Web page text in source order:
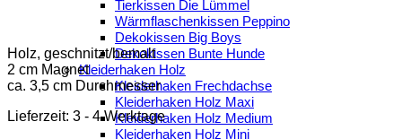
Tierkissen Die Lümmel
Wärmflaschenkissen Peppino
Dekokissen Big Boys
Dekokissen Bunte Hunde
Kleiderhaken Holz
Kleiderhaken Frechdachse
Kleiderhaken Holz Maxi
Kleiderhaken Holz Medium
Kleiderhaken Holz Mini
Holz, geschnitzt/bemalt
2 cm Magnet
ca. 3,5 cm Durchmesser
Lieferzeit: 3 - 4 Werktage